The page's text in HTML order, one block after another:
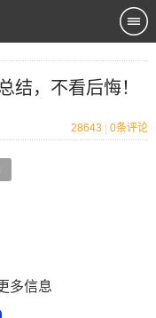
结，不看后悔！
28643 0条评论
多信息